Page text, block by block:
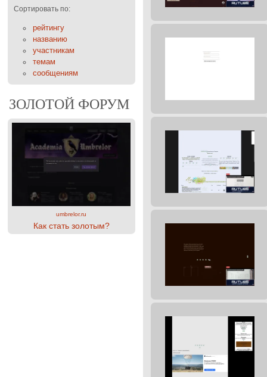
Сортировать по:
рейтингу
названию
участникам
темам
сообщениям
ЗОЛОТОЙ ФОРУМ
umbrelor.ru
Как стать золотым?